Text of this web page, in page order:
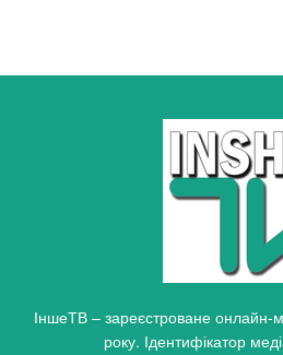
ІншеТВ – зареєстроване онлайн-
року. Ідентифікатор